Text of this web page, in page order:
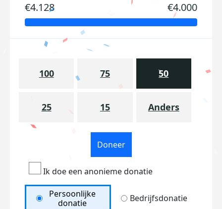
€4.128 €4.000
100 75 50
25 15 Anders
Doneer
Ik doe een anonieme donatie
Persoonlijke
donatie
Bedrijfsdonatie